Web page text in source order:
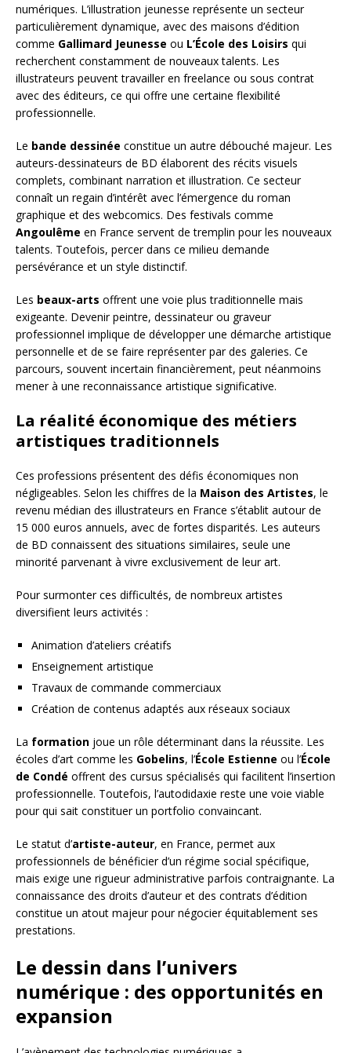
numériques. L’illustration jeunesse représente un secteur
particulièrement dynamique, avec des maisons d’édition
comme Gallimard Jeunesse ou L’École des Loisirs qui
recherchent constamment de nouveaux talents. Les
illustrateurs peuvent travailler en freelance ou sous contrat
avec des éditeurs, ce qui offre une certaine flexibilité
professionnelle.
Le bande dessinée constitue un autre débouché majeur. Les
auteurs-dessinateurs de BD élaborent des récits visuels
complets, combinant narration et illustration. Ce secteur
connaît un regain d’intérêt avec l’émergence du roman
graphique et des webcomics. Des festivals comme
Angoulême en France servent de tremplin pour les nouveaux
talents. Toutefois, percer dans ce milieu demande
persévérance et un style distinctif.
Les beaux-arts offrent une voie plus traditionnelle mais
exigeante. Devenir peintre, dessinateur ou graveur
professionnel implique de développer une démarche artistique
personnelle et de se faire représenter par des galeries. Ce
parcours, souvent incertain financièrement, peut néanmoins
mener à une reconnaissance artistique significative.
La réalité économique des métiers
artistiques traditionnels
Ces professions présentent des défis économiques non
négligeables. Selon les chiffres de la Maison des Artistes, le
revenu médian des illustrateurs en France s’établit autour de
15 000 euros annuels, avec de fortes disparités. Les auteurs
de BD connaissent des situations similaires, seule une
minorité parvenant à vivre exclusivement de leur art.
Pour surmonter ces difficultés, de nombreux artistes
diversifient leurs activités :
Animation d’ateliers créatifs
Enseignement artistique
Travaux de commande commerciaux
Création de contenus adaptés aux réseaux sociaux
La formation joue un rôle déterminant dans la réussite. Les
écoles d’art comme les Gobelins, l’École Estienne ou l’École
de Condé offrent des cursus spécialisés qui facilitent l’insertion
professionnelle. Toutefois, l’autodidaxie reste une voie viable
pour qui sait constituer un portfolio convaincant.
Le statut d’artiste-auteur, en France, permet aux
professionnels de bénéficier d’un régime social spécifique,
mais exige une rigueur administrative parfois contraignante. La
connaissance des droits d’auteur et des contrats d’édition
constitue un atout majeur pour négocier équitablement ses
prestations.
Le dessin dans l’univers
numérique : des opportunités en
expansion